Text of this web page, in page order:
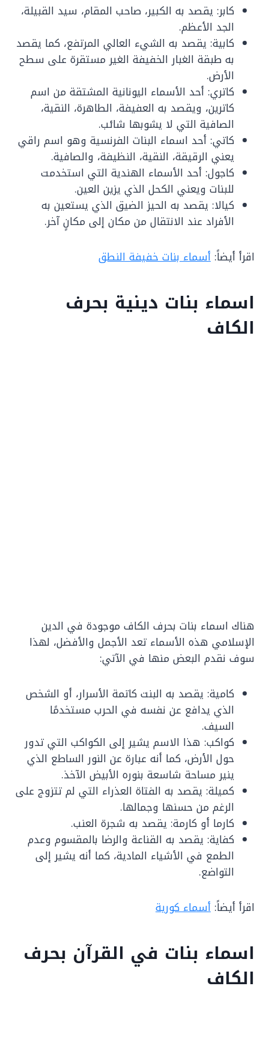
كابر: يقصد به الكبير، صاحب المقام، سيد القبيلة،
الجد الأعظم.
كابية: يقصد به الشيء العالي المرتفع، كما يقصد
به طبقة الغبار الخفيفة الغير مستقرة على سطح
الأرض.
كاتري: أحد الأسماء اليونانية المشتقة من اسم
كاترين، ويقصد به العفيفة، الطاهرة، النقية،
الصافية التي لا يشوبها شائب.
كاتي: أحد اسماء البنات الفرنسية وهو اسم راقي
يعني الرقيقة، النقية، النظيفة، والصافية.
كاجول: أحد الأسماء الهندية التي استخدمت
للبنات ويعني الكحل الذي يزين العين.
كيالا: يقصد به الحيز الضيق الذي يستعين به
الأفراد عند الانتقال من مكان إلى مكانٍ آخر.
اقرأ أيضاً: أسماء بنات خفيفة النطق
اسماء بنات دينية بحرف
الكاف
هناك اسماء بنات بحرف الكاف موجودة في الدين
الإسلامي هذه الأسماء تعد الأجمل والأفضل، لهذا
سوف نقدم البعض منها في الآتي:
كامية: يقصد به البنت كاتمة الأسرار، أو الشخص
الذي يدافع عن نفسه في الحرب مستخدمًا
السيف.
كواكب: هذا الاسم يشير إلى الكواكب التي تدور
حول الأرض، كما أنه عبارة عن النور الساطع الذي
ينير مساحة شاسعة بنوره الأبيض الآخذ.
كميلة: يقصد به الفتاة العذراء التي لم تتزوج على
الرغم من حسنها وجمالها.
كارما أو كارمة: يقصد به شجرة العنب.
كفاية: يقصد به القناعة والرضا بالمقسوم وعدم
الطمع في الأشياء المادية، كما أنه يشير إلى
التواضع.
اقرأ أيضاً: أسماء كورية
اسماء بنات في القرآن بحرف
الكاف